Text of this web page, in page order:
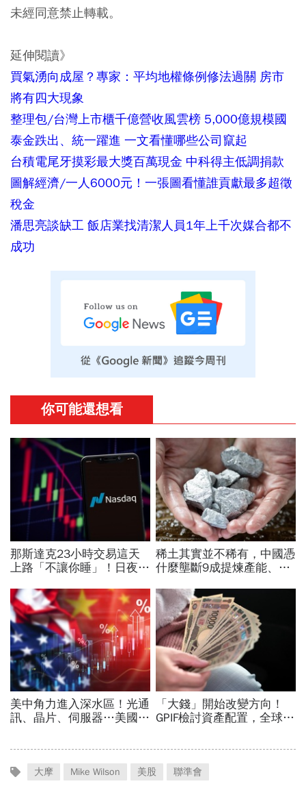
未經同意禁止轉載。
延伸閱讀》
買氣湧向成屋？專家：平均地權條例修法過關 房市
將有四大現象
整理包/台灣上市櫃千億營收風雲榜 5,000億規模國
泰金跌出、統一躍進 一文看懂哪些公司竄起
台積電尾牙摸彩最大獎百萬現金 中科得主低調捐款
圖解經濟/一人6000元！一張圖看懂誰貢獻最多超徵
稅金
潘思亮談缺工 飯店業找清潔人員1年上千次媒合都不
成功
大摩 Mike Wilson 美股 聯準會